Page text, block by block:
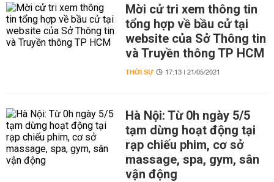
Mời cử tri xem thông tin
tổng hợp về bầu cử tại
website của Sở Thông tin
và Truyền thông TP HCM
THỜI SỰ 17:13 | 21/05/2021
Hà Nội: Từ 0h ngày 5/5
tạm dừng hoạt động tại
rạp chiếu phim, cơ sở
massage, spa, gym, sân
vận động